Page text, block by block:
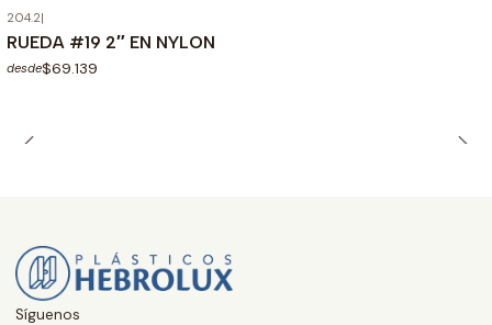
Agotado
204.2|
RUEDA #19 2″ EN NYLON
desde$69.139
Síguenos